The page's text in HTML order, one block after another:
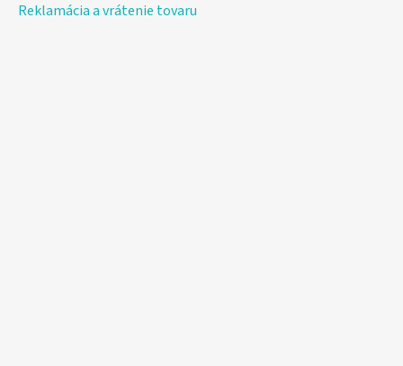
Reklamácia a vrátenie tovaru